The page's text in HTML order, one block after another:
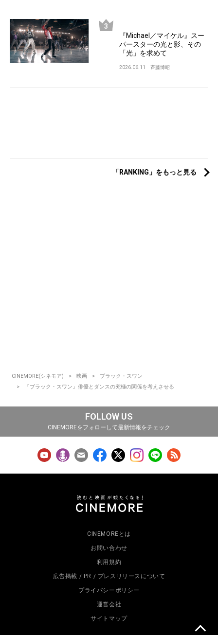
『Michael／マイケル』スー
パースターの光と影、その
「光」を求めて
2026.06.11 斉藤博昭
「RANKING」をもっと見る
CINEMORE(シネモア) 映画
ブラック・スワン
『ブラック・スワン』俳優とダンスの究極の関係を考えさせる
FOLLOW US
CINEMOREをフォローして最新情報をチェック
CINEMOREとは
お問い合わせ
利用規約
広告掲載 / PR / プレスリリースについて
プライバシーポリシー
運営会社
サイトマップ